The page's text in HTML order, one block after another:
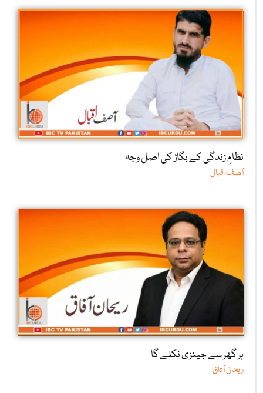
نظامِ زندگی کے بگاڑ کی اصل وجہ
آصف اقبال
ہر گھر سے جینزی نکلے گا
ریحان آفاق